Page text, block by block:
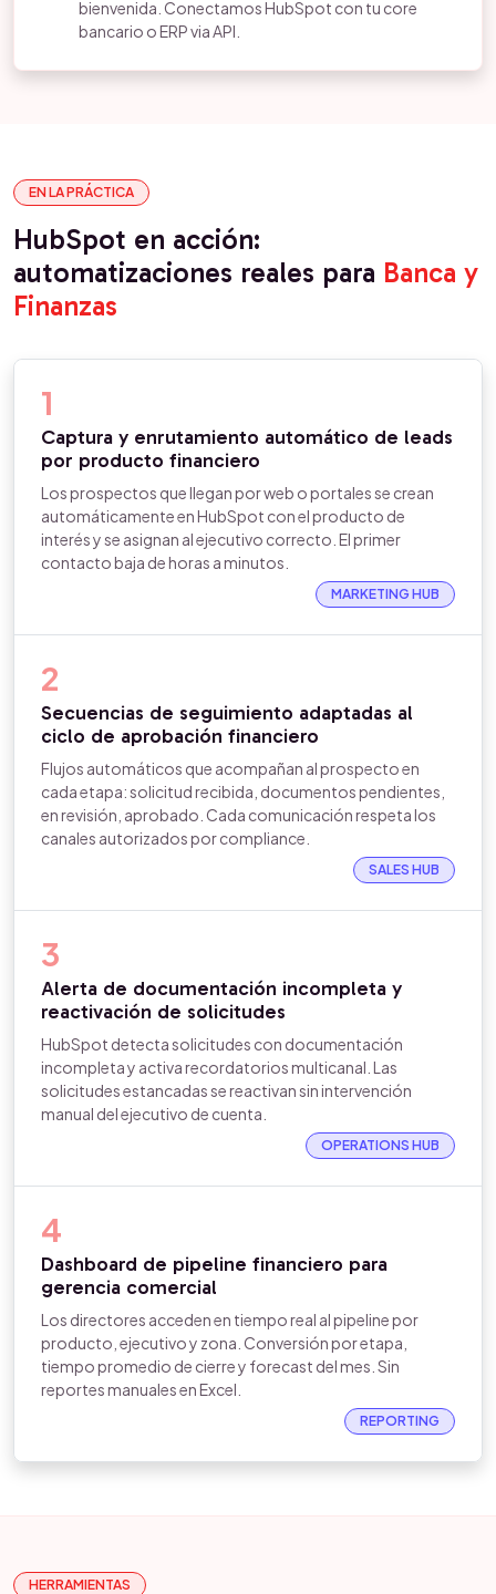
bienvenida. Conectamos HubSpot con tu core
bancario o ERP via API.
EN LA PRÁCTICA
HubSpot en acción:
automatizaciones reales para Banca y
Finanzas
1
Captura y enrutamiento automático de leads
por producto financiero
Los prospectos que llegan por web o portales se crean
automáticamente en HubSpot con el producto de
interés y se asignan al ejecutivo correcto. El primer
contacto baja de horas a minutos.
MARKETING HUB
2
Secuencias de seguimiento adaptadas al
ciclo de aprobación financiero
Flujos automáticos que acompañan al prospecto en
cada etapa: solicitud recibida, documentos pendientes,
en revisión, aprobado. Cada comunicación respeta los
canales autorizados por compliance.
SALES HUB
3
Alerta de documentación incompleta y
reactivación de solicitudes
HubSpot detecta solicitudes con documentación
incompleta y activa recordatorios multicanal. Las
solicitudes estancadas se reactivan sin intervención
manual del ejecutivo de cuenta.
OPERATIONS HUB
4
Dashboard de pipeline financiero para
gerencia comercial
Los directores acceden en tiempo real al pipeline por
producto, ejecutivo y zona. Conversión por etapa,
tiempo promedio de cierre y forecast del mes. Sin
reportes manuales en Excel.
REPORTING
HERRAMIENTAS